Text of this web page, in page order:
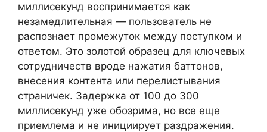
миллисекунд воспринимается как
незамедлительная — пользователь не
распознает промежуток между поступком и
ответом. Это золотой образец для ключевых
сотрудничеств вроде нажатия баттонов,
внесения контента или перелистывания
страничек. Задержка от 100 до 300
миллисекунд уже обозрима, но все еще
приемлема и не инициирует раздражения.